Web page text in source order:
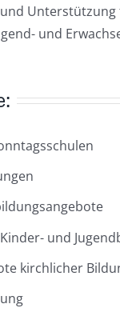
und
und
kirchlicher